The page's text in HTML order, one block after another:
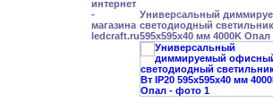
Универсальный
светодиодный
595x595x40 мм 4000K Опал